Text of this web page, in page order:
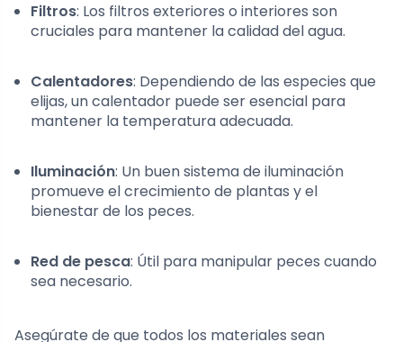
Filtros: Los filtros exteriores o interiores son
cruciales para mantener la calidad del agua.
Calentadores: Dependiendo de las especies que
elijas, un calentador puede ser esencial para
mantener la temperatura adecuada.
Iluminación: Un buen sistema de iluminación
promueve el crecimiento de plantas y el
bienestar de los peces.
Red de pesca: Útil para manipular peces cuando
sea necesario.
Asegúrate de que todos los materiales sean